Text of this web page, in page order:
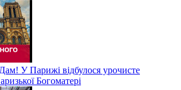
У Парижі відбулося урочисте
Богоматері